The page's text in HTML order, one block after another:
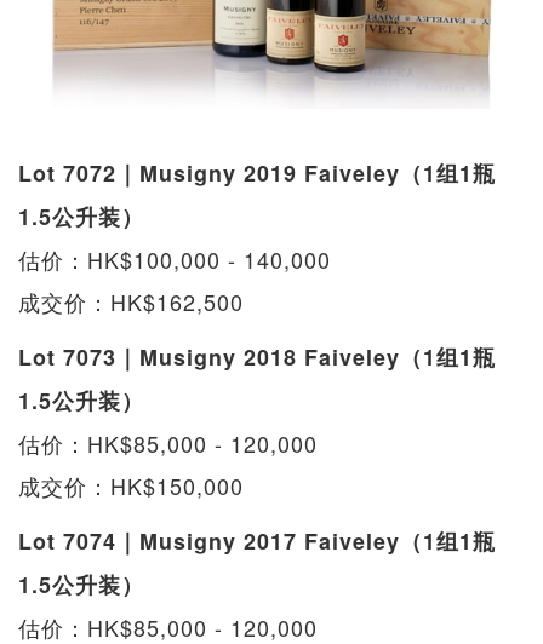
Lot 7072｜Musigny 2019 Faiveley（1组1瓶
1.5公升装）
估价：HK$100,000 - 140,000
成交价：HK$162,500
Lot 7073｜Musigny 2018 Faiveley（1组1瓶
1.5公升装）
估价：HK$85,000 - 120,000
成交价：HK$150,000
Lot 7074｜Musigny 2017 Faiveley（1组1瓶
1.5公升装）
估价：HK$85,000 - 120,000